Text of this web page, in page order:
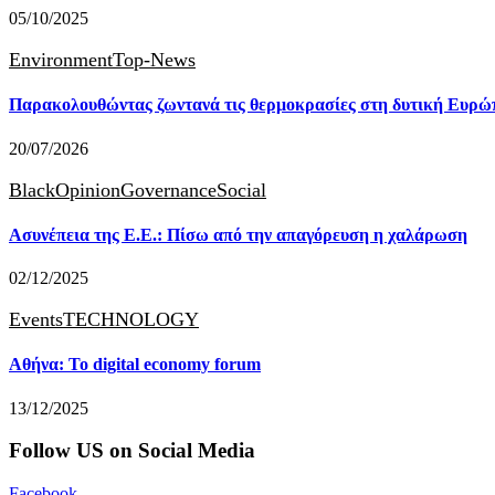
05/10/2025
EnvironmentTop-News
Παρακολουθώντας ζωντανά τις θερμοκρασίες στη δυτική
20/07/2026
BlackOpinionGovernanceSocial
Ασυνέπεια της Ε.Ε.: Πίσω από την απαγόρευση η χαλάρωση
02/12/2025
EventsTECHNOLOGY
Αθήνα: Το digital economy forum
13/12/2025
Follow US on Social Media